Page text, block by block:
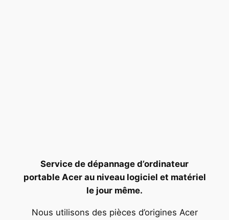
Service de dépannage d’ordinateur
portable Acer au niveau logiciel et matériel
le jour même.
Nous utilisons des pièces d’origines Acer